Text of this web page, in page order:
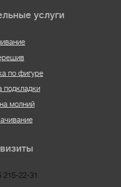
услуги
по фигуре
подкладки
молний
215-22-31